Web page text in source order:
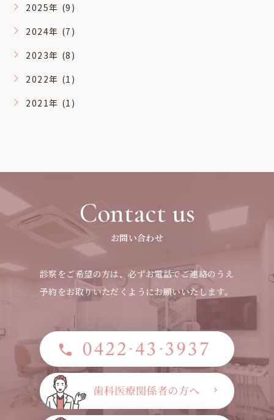
2025年 (9)
2024年 (7)
2023年 (8)
2022年 (1)
2021年 (1)
Contact us
お問い合わせ
診察をご希望の方は、必ずお電話でご連絡のうえ
予約をお取りいただくようにお願いいたします。